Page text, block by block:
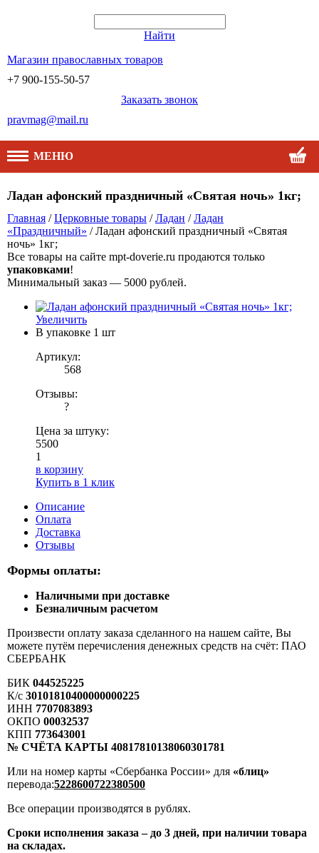
Найти
Магазин православных товаров
+7 900-155-50-57
Заказать звонок
pravmag@mail.ru
МЕНЮ
Ладан афонский праздничный «Святая ночь» 1кг;
Главная /Церковные товары /Ладан /Ладан
«Праздничный» / Ладан афонский праздничный «Святая
ночь» 1кг;
Все товары на сайте mpt-doverie.ru продаются только
упаковками!
Минимальный заказ — 5000 рублей.
Увеличить
В упаковке 1 шт
Артикул:
568
Отзывы:
?
Цена за штуку:
5500
1
в корзину
Купить в 1 клик
Описание
Оплата
Доставка
Отзывы
Формы оплаты:
Наличными при доставке
Безналичным расчетом
Произвести оплату заказа сделанного на нашем сайте, Вы
можете путём перечисления денежных средств на счёт: ПАО
СБЕРБАНК
БИК 044525225
К/с 30101810400000000225
ИНН 7707083893
ОКПО 00032537
КПП 773643001
№ СЧЁТА КАРТЫ 40817810138060301781
Или на номер карты «Сбербанка России» для «блиц»
перевода:5228600722380500
Все операции производятся в рублях.
Сроки исполнения заказа – до 3 дней, при наличии товара
на складах.